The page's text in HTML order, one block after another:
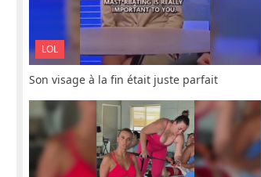
LOL
Son visage à la fin était juste parfait